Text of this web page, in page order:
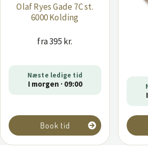
Olaf Ryes Gade 7C st.
6000 Kolding
fra 395 kr.
Næste ledige tid
I morgen · 09:00
Book tid